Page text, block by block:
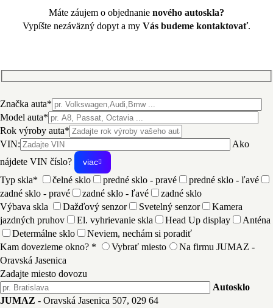
Máte záujem o objednanie nového autoskla?
Vypíšte nezáväzný dopyt a my Vás budeme kontaktovať.
Značka auta*
Model auta*
Rok výroby auta*
VIN:
Ako
nájdete VIN číslo?
viac
Typ skla* čelné sklo predné sklo - pravé
predné sklo - ľavé
zadné sklo - pravé
zadné sklo - ľavé
zadné sklo
Výbava skla
Dažďový senzor Svetelný senzor
Kamera
jazdných pruhov
El. vyhrievanie skla Head Up display
Anténa
Determálne sklo
Neviem, nechám si poradiť
Kam dovezieme okno? *
Vybrať miesto
Na firmu JUMAZ -
Oravská Jasenica
Zadajte miesto dovozu
Autosklo
JUMAZ - Oravská Jasenica 507, 029 64